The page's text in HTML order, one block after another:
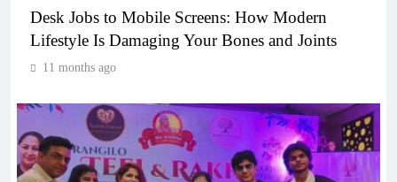
Desk Jobs to Mobile Screens: How Modern
Lifestyle Is Damaging Your Bones and Joints
11 months ago